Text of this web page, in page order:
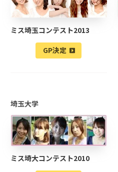
ミス埼玉コンテスト2013
GP決定
埼玉大学
ミス埼大コンテスト2010